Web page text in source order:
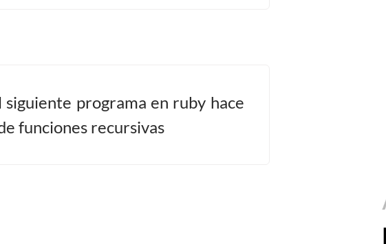
siguiente programa en ruby hace
funciones recursivas